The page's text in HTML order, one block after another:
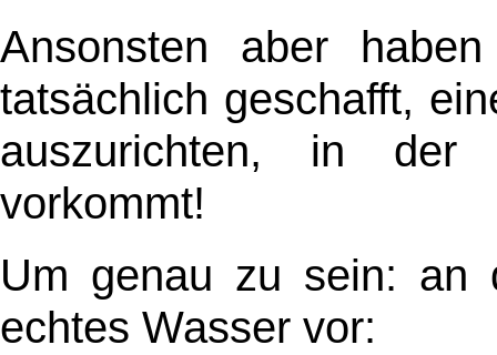
Ansonsten aber
tatsächlich geschafft,
auszurichten, in
vorkommt!
Um genau zu sein:
echtes Wasser vor: